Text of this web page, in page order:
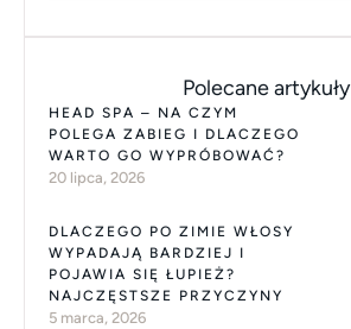
Polecane artykuły
HEAD SPA – NA CZYM
POLEGA ZABIEG I DLACZEGO
WARTO GO WYPRÓBOWAĆ?
20 lipca, 2026
DLACZEGO PO ZIMIE WŁOSY
WYPADAJĄ BARDZIEJ I
POJAWIA SIĘ ŁUPIEŻ?
NAJCZĘSTSZE PRZYCZYNY
5 marca, 2026